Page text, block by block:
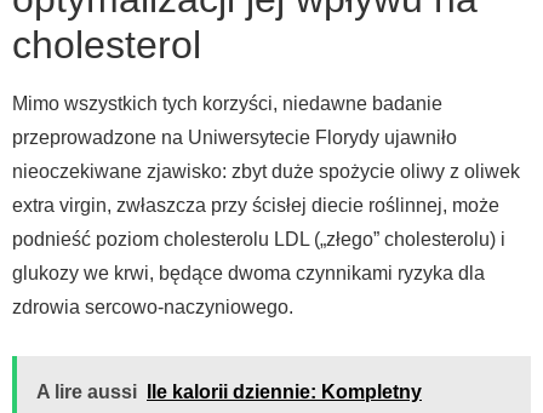
cholesterol
Mimo wszystkich tych korzyści, niedawne badanie
przeprowadzone na Uniwersytecie Florydy ujawniło
nieoczekiwane zjawisko: zbyt duże spożycie oliwy z oliwek
extra virgin, zwłaszcza przy ścisłej diecie roślinnej, może
podnieść poziom cholesterolu LDL („złego” cholesterolu) i
glukozy we krwi, będące dwoma czynnikami ryzyka dla
zdrowia sercowo-naczyniowego.
A lire aussi
Ile kalorii dziennie: Kompletny